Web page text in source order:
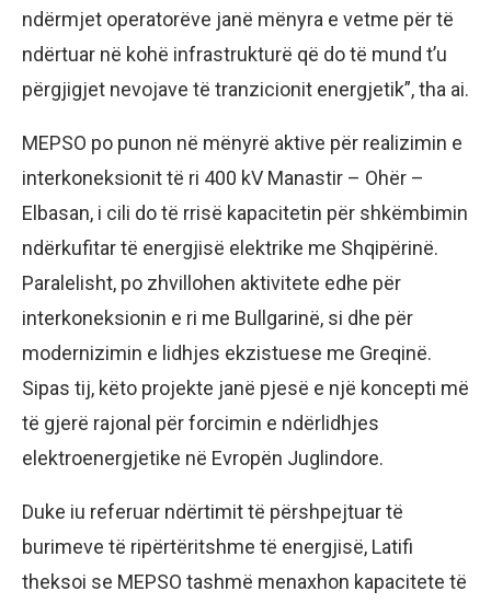
ndërmjet operatorëve janë mënyra e vetme për të
ndërtuar në kohë infrastrukturë që do të mund t’u
përgjigjet nevojave të tranzicionit energjetik”, tha ai.
MEPSO po punon në mënyrë aktive për realizimin e
interkoneksionit të ri 400 kV Manastir – Ohër –
Elbasan, i cili do të rrisë kapacitetin për shkëmbimin
ndërkufitar të energjisë elektrike me Shqipërinë.
Paralelisht, po zhvillohen aktivitete edhe për
interkoneksionin e ri me Bullgarinë, si dhe për
modernizimin e lidhjes ekzistuese me Greqinë.
Sipas tij, këto projekte janë pjesë e një koncepti më
të gjerë rajonal për forcimin e ndërlidhjes
elektroenergjetike në Evropën Juglindore.
Duke iu referuar ndërtimit të përshpejtuar të
burimeve të ripërtëritshme të energjisë, Latifi
theksoi se MEPSO tashmë menaxhon kapacitete të